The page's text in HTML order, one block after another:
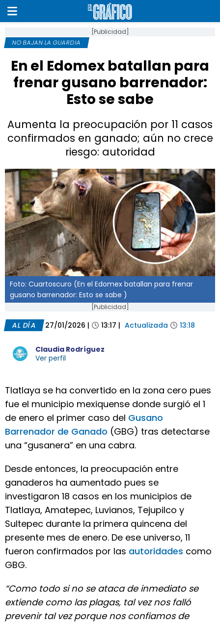
[Publicidad]
NO BAJAN LA GUARDIA
En el Edomex batallan para
frenar gusano barrenador:
Esto se sabe
Aumenta la preocupación por 11 casos
confirmados en ganado; aún no crece
riesgo: autoridad
Foto: Cuartoscuro (En el Edomex batallan para frenar
gusano barrenador: Esto se sabe )
[Publicidad]
AL DÍA 27/01/2026 | 13:17 | Actualizada 13:18
Claudia Rodríguez
Ver perfil
Tlatlaya se ha convertido en la zona cero pues
fue el municipio mexiquense donde surgió el 1
de enero el primer caso del Gusano
Barrenador de Ganado (GBG) tras detectarse
una “gusanera” en una cabra.
Desde entonces, la preocupación entre
ganaderos ha aumentado pues se
investigaron 18 casos en los municipios de
Tlatlaya, Amatepec, Luvianos, Tejupilco y
Sultepec durante la primera quincena del
presente mes de enero. De ese universo, 11
fueron confirmados por las autoridades como
GBG.
“Como todo si no se ataca de inmediato se
extiende como las plagas, tal vez nos falló
prevenir tal vez porque nos confiamos de